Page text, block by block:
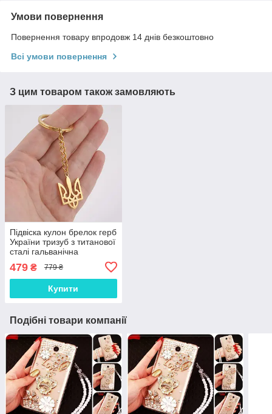
Умови повернення
Повернення товару впродовж 14 днів безкоштовно
Всі умови повернення
З цим товаром також замовляють
Підвіска кулон брелок герб
України тризуб з титанової
сталі гальванічна
карат (19,9*30,2мм)
479 ₴ 779 ₴
Купити
Подібні товари компанії